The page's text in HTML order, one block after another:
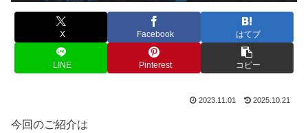
X Facebook はてブ
LINE Pinterest コピー
2023.11.01 2025.10.21
今回のご紹介は